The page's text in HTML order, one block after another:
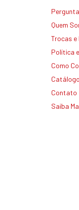
Quem
Trocas e
Política
Como
Catálogo
Contato
Saiba